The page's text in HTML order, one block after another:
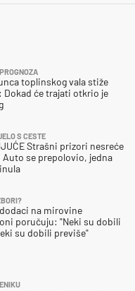
toplinskog vala stiže
Dokad će trajati otkrio je
S CESTE
Strašni prizori nesreće
Auto se prepolovio, jedna
na mirovine
poručuju: "Neki su dobili
su dobili previše"